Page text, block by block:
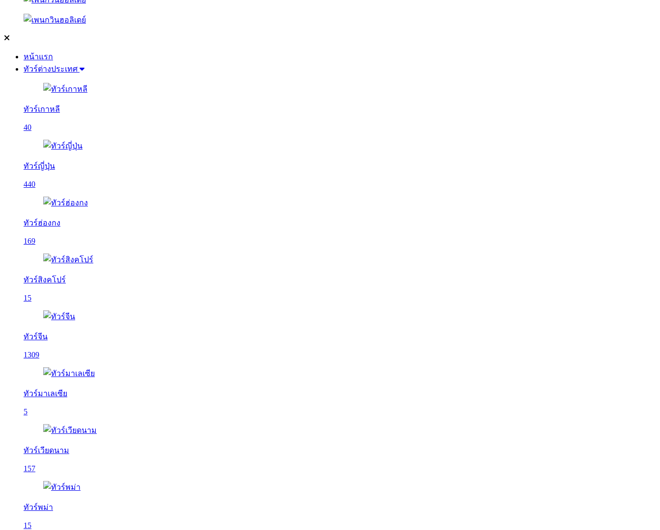
หน้าแรก
ทัวร์ต่างประเทศ
ทัวร์เกาหลี
40
ทัวร์ญี่ปุ่น
440
ทัวร์ฮ่องกง
169
ทัวร์สิงคโปร์
15
ทัวร์จีน
1309
ทัวร์มาเลเซีย
5
ทัวร์เวียดนาม
157
ทัวร์พม่า
15